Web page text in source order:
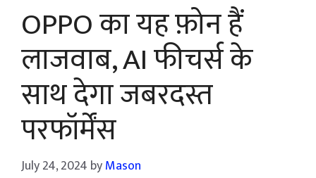
OPPO का यह फ़ोन हैं
लाजवाब, AI फीचर्स के
साथ देगा जबरदस्त
परफॉर्मेंस
July 24, 2024 byMason